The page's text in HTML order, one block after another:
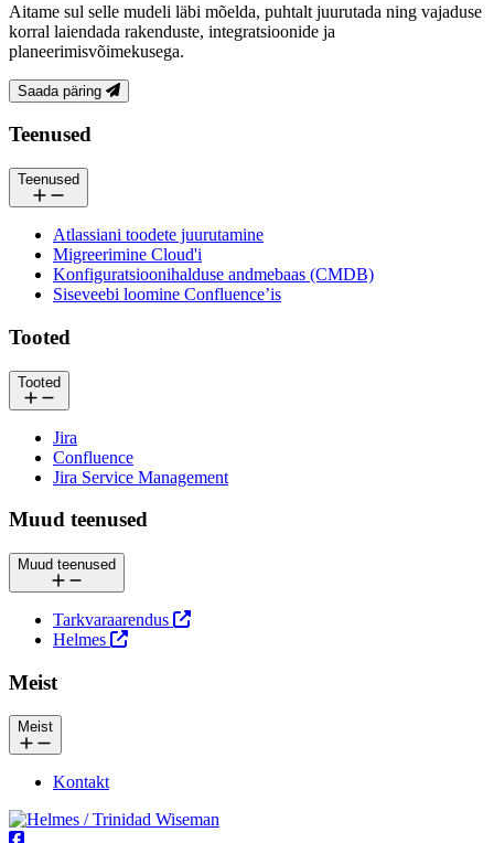
Aitame sul selle mudeli läbi mõelda, puhtalt juurutada ning vajaduse
korral laiendada rakenduste, integratsioonide ja
planeerimisvõimekusega.
Saada päring
Jalus
Teenused
Teenused
Atlassiani toodete juurutamine
Migreerimine Cloud'i
Konfiguratsioonihalduse andmebaas (CMDB)
Siseveebi loomine Confluence’is
Tooted
Tooted
Jira
Confluence
Jira Service Management
Muud teenused
Muud teenused
Tarkvaraarendus
Helmes
Meist
Meist
Kontakt